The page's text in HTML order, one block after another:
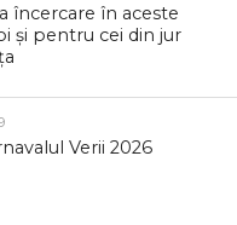
încercare în aceste
și pentru cei din jur
Verii 2026